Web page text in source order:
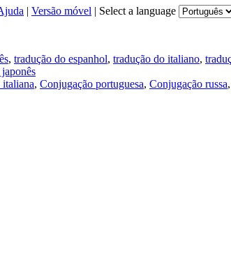
| Versão móvel | Select a language
, tradução do espanhol, tradução do italiano,
, Conjugação portuguesa, Conjugação russa,